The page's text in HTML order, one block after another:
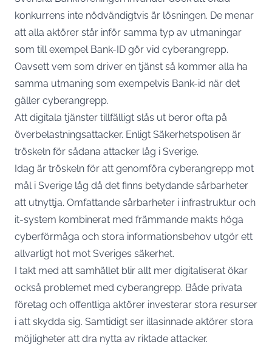
konkurrens inte nödvändigtvis är lösningen. De menar
att alla aktörer står inför samma typ av utmaningar
som till exempel Bank-ID gör vid cyberangrepp.
Oavsett vem som driver en tjänst så kommer alla ha
samma utmaning som exempelvis Bank-id när det
gäller cyberangrepp.
Att digitala tjänster tillfälligt slås ut beror ofta på
överbelastningsattacker. Enligt Säkerhetspolisen är
tröskeln för sådana attacker låg i Sverige.
Idag är tröskeln för att genomföra cyberangrepp mot
mål i Sverige låg då det finns betydande sårbarheter
att utnyttja. Omfattande sårbarheter i infrastruktur och
it-system kombinerat med främmande makts höga
cyberförmåga och stora informationsbehov utgör ett
allvarligt hot mot Sveriges säkerhet.
I takt med att samhället blir allt mer digitaliserat ökar
också problemet med cyberangrepp. Både privata
företag och offentliga aktörer investerar stora resurser
i att skydda sig. Samtidigt ser illasinnade aktörer stora
möjligheter att dra nytta av riktade attacker.